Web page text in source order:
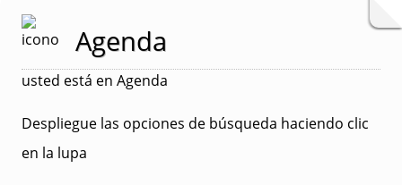
Agenda
usted está en Agenda
Despliegue las opciones de búsqueda haciendo clic
en la lupa